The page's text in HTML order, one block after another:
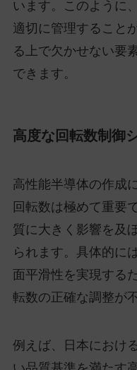
います。このように
適切に管理すること
る上で欠かせない要
できます。
高度な回転数制御
高性能半導体の作成
回転数は極めて重要
質に大きく影響を及
られます。具体的に
面平滑性を実現する
転数の正確な調整が
例えば、日本におけ